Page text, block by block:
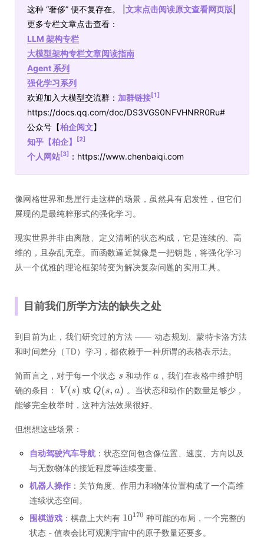
这种 “奢侈” 便不复存在。 | 文末点击阅读原文查看网页版
更多专栏文章点击查看：
LLM 架构专栏
大模型架构专栏文章阅读指南
Agent 系列
强化学习系列
欢迎加入大模型交流群： 加群链接[1]
https://docs.qq.com/doc/DS3VGS0NFVHNRR0Ru#
公众号【柏企阅文】
知乎【柏企】
[2]
个人网站[3] ：https://www.chenbaiqi.com
像网格世界和悬崖行走这样的场景，虽然具有启发性，但它们
展现的是最纯粹形式的强化学习。
现实世界并非由离散、定义清晰的状态构成，它是连续的、高
维的，且杂乱无章。而函数逼近就像是一把钥匙，将强化学习
从一个优雅的理论框架转变为解决复杂问题的实用工具。
目前我们所学方法的缺失之处
到目前为止，我们研究过的方法 —— 动态规划、蒙特卡洛方法
和时间差分（TD）学习，都依赖于一种所谓的表格表示法。
简而言之，对于每一个状态 和动作
，我们在表格中维护明
确的条目：
或
。当状态和动作的数量足够少，
能够完全枚举时，这种方法效果很好。
但想想这些场景：
自动驾驶汽车导航 ：状态空间包含像位置、速度、方向以及
与无数物体的接近程度等连续变量。
机器人操作 ：关节角度、作用力和物体位置构成了一个高维
连续状态空间。
围棋游戏 ：棋盘上大约有
种可能的布局，一个完整的
状态 - 值表会比可观测宇宙中的原子数量还要多。